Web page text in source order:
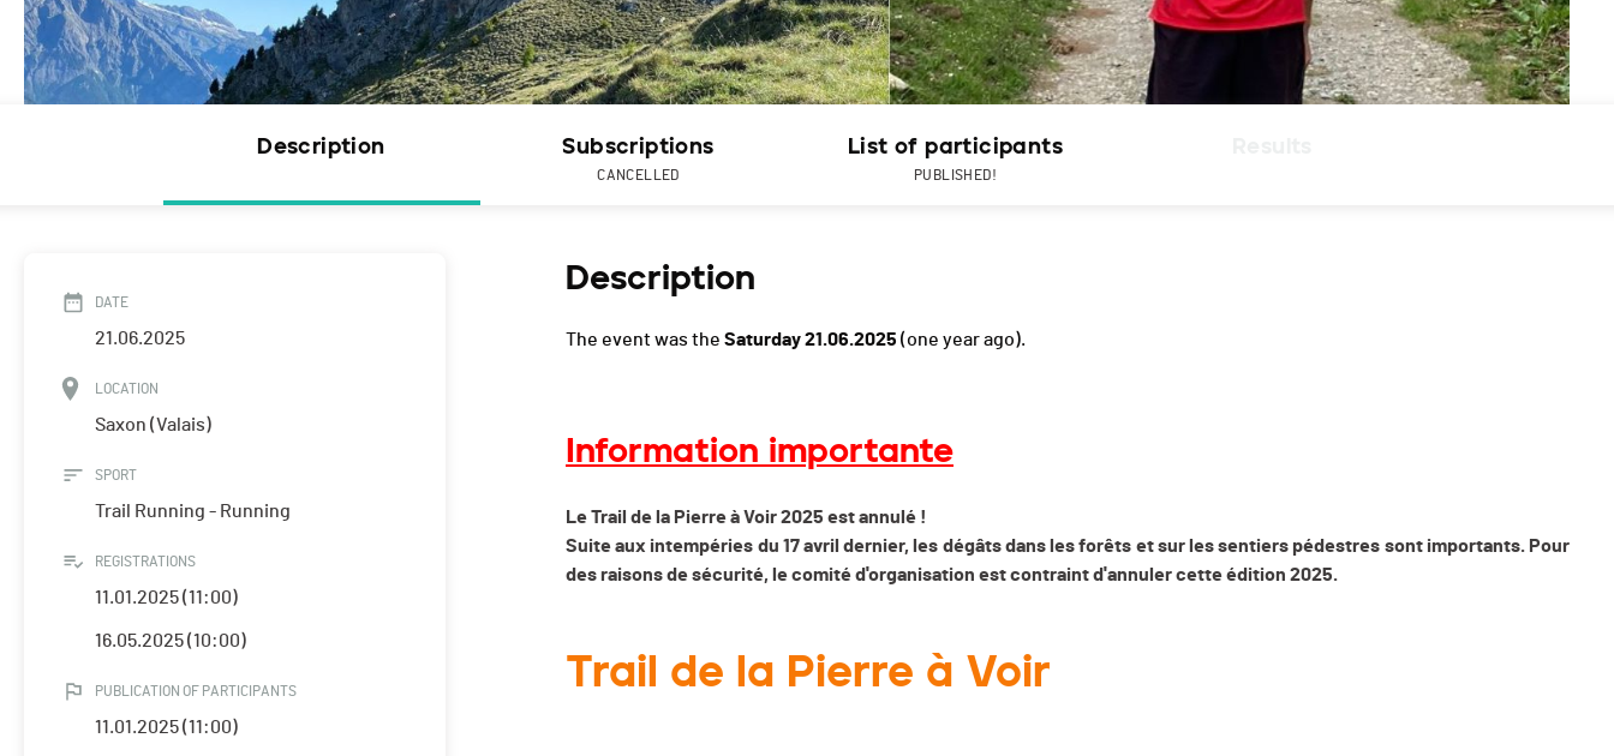
Description Subscriptions
CANCELLED
List of participants
PUBLISHED!
DATE
21.06.2025
LOCATION
Saxon (Valais)
SPORT
Trail Running - Running
REGISTRATIONS
11.01.2025 (11:00)
16.05.2025 (10:00)
PUBLICATION OF PARTICIPANTS
11.01.2025 (11:00)
Description
The event was the Saturday 21.06.2025 (one year ago).
Information importante
Le Trail de la Pierre à Voir 2025 est annulé !
Suite aux intempéries du 17 avril dernier, les dégâts dans les forêts et sur les sentiers pédestres sont importants. Pour
des raisons de sécurité, le comité d'organisation est contraint d'annuler cette édition 2025.
Trail de la Pierre à Voir